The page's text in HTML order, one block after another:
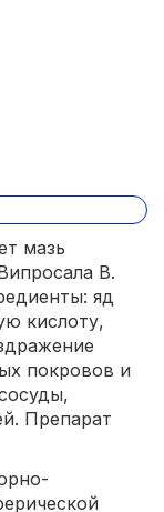
мазь
В.
яд
кислоту,
покровов и
Препарат